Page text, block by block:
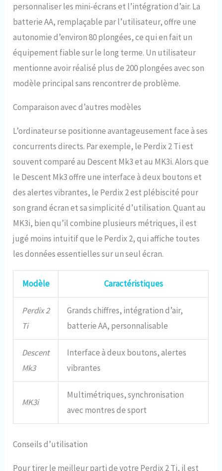
personnaliser les mini-écrans et l’intégration d’air. La
batterie AA, remplaçable par l’utilisateur, offre une
autonomie d’environ 80 plongées, ce qui en fait un
équipement fiable sur le long terme. Un utilisateur
mentionne avoir réalisé plus de 200 plongées avec son
modèle principal sans rencontrer de problème.
Comparaison avec d’autres modèles
L’ordinateur se positionne avantageusement face à ses
concurrents directs. Par exemple, le Perdix 2 Ti est
souvent comparé au Descent Mk3 et au MK3i. Alors que
le Descent Mk3 offre une interface à deux boutons et
des alertes vibrantes, le Perdix 2 est plébiscité pour
son grand écran et sa simplicité d’utilisation. Quant au
MK3i, bien qu’il combine plusieurs métriques, il est
jugé moins intuitif que le Perdix 2, qui affiche toutes
les données essentielles sur un seul écran.
Modèle Caractéristiques
Perdix 2
Ti
Grands chiffres, intégration d’air,
batterie AA, personnalisable
Descent
Mk3
Interface à deux boutons, alertes
vibrantes
MK3i
Multimétriques, synchronisation
avec montres de sport
Conseils d’utilisation
Pour tirer le meilleur parti de votre Perdix 2 Ti, il est